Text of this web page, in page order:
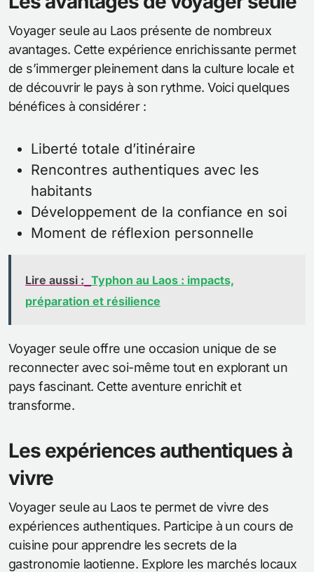
Voyager seule au Laos présente de nombreux
avantages. Cette expérience enrichissante permet
de s’immerger pleinement dans la culture locale et
de découvrir le pays à son rythme. Voici quelques
bénéfices à considérer :
Liberté totale d’itinéraire
Rencontres authentiques avec les
habitants
Développement de la confiance en soi
Moment de réflexion personnelle
Lire aussi : Typhon au Laos : impacts,
préparation et résilience
Voyager seule offre une occasion unique de se
reconnecter avec soi-même tout en explorant un
pays fascinant. Cette aventure enrichit et
transforme.
Les expériences authentiques à
vivre
Voyager seule au Laos te permet de vivre des
expériences authentiques. Participe à un cours de
cuisine pour apprendre les secrets de la
gastronomie laotienne. Explore les marchés locaux